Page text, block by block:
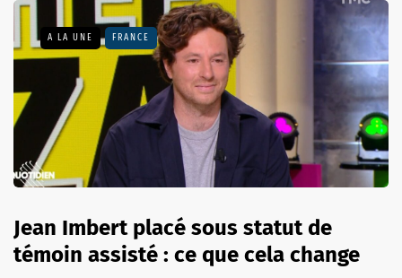
A LA UNE FRANCE
Jean Imbert placé sous statut de
témoin assisté : ce que cela change